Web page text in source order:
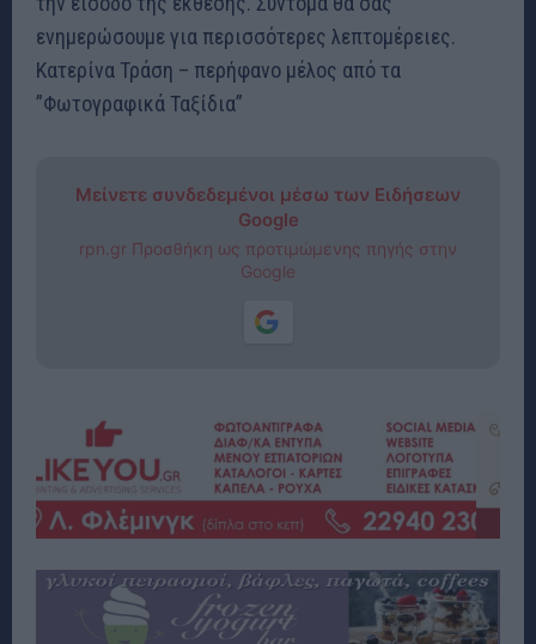
ενημερώσουμε για περισσότερες λεπτομέρειες.
Κατερίνα Τράση – περήφανο μέλος από τα
”Φωτογραφικά Ταξίδια”
Μείνετε συνδεδεμένοι μέσω των Ειδήσεων
Google
rpn.gr Προσθήκη ως προτιμώμενης πηγής στην
Google